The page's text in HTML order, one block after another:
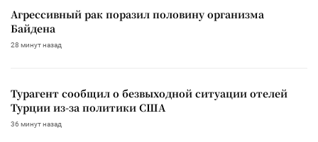
Агрессивный рак поразил половину организма
Байдена
28 минут назад
Турагент сообщил о безвыходной ситуации отелей
Турции из-за политики США
36 минут назад